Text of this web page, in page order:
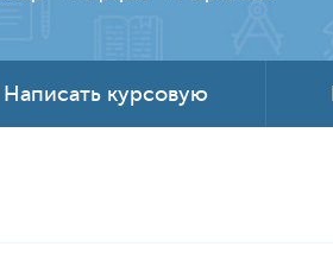
Написать курсовую